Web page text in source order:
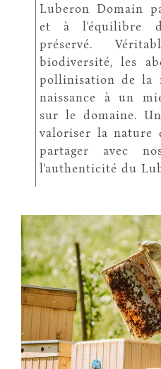
Luberon Domain
et à l'équilibre
préservé.
biodiversité, les
pollinisation de la
naissance à un
sur le domaine.
valoriser la nature
partager avec
l'authenticité du